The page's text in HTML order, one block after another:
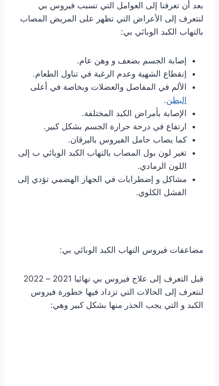
بعد أن تعرفنا إلى العوامل التي تسبب فيروس بي
لنتعرف إلى الأعراض التي تظهر على المريض المصاب
بالتهاب الكبد الوبائي بي:
إصابة الجسم بضعف و وهن عام.
إنقطاع الشهية وعدم الرغبة في تناول الطعام.
الألم في المفاصل والعضلات وبخاصة في أعلى
البطن.
الإصابة بأمراض الكبد المختلفة.
ارتفاع في درحة حرارة الجسم بشكل كبير.
كما يصاب حامل الفيروس باليرقان.
تغير لون بول المصاب بالتهاب الكبد الوبائي ب إلى
اللون الرمادي.
مشاكل و إضطرابات في الجهاز الهضمي تؤدي إلى
الفشل الكلوي.
مضاعفات فيروس التهاب الكبد الوبائي بي:
قبل التعرف إلى علاج فيروس بي نهائيا 2021 – 2022
لنتعرف إلى الحالات التي تزداد فيها خطورة فيروس
الكبد و التي يجب الحذر منها بشكل كبير وهي: